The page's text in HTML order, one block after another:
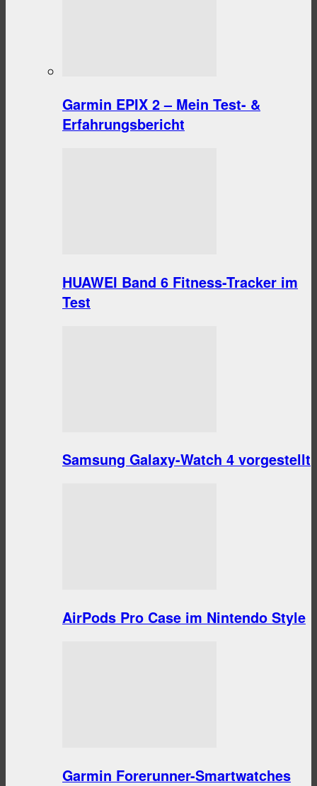
Garmin EPIX 2 – Mein Test- &
Erfahrungsbericht
HUAWEI Band 6 Fitness-Tracker im
Test
Samsung Galaxy-Watch 4 vorgestellt
AirPods Pro Case im Nintendo Style
Garmin Forerunner-Smartwatches